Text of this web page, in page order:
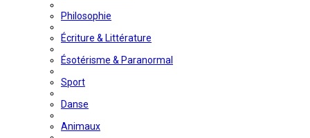
Philosophie
Écriture & Littérature
Ésotérisme & Paranormal
Sport
Danse
Animaux